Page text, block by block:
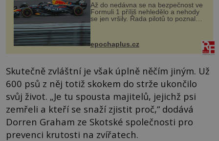
Až do nedávna se na bezpečnost ve
Formuli 1 příliš nehledělo a nehody
se jen vršily. Řada pilotů to poznala
na vlastní kůži, často s trvalými
následky nebo bohužel i ztrátou
života. Dnes nepochopiteln...
epochaplus.cz
Skutečně zvláštní je však úplně něčím jiným. Už
600 psů z něj totiž skokem do strže ukončilo
svůj život. „Je tu spousta majitelů, jejichž psi
zemřeli a kteří se snaží zjistit proč,“ dodává
Dorren Graham ze Skotské společnosti pro
prevenci krutosti na zvířatech.